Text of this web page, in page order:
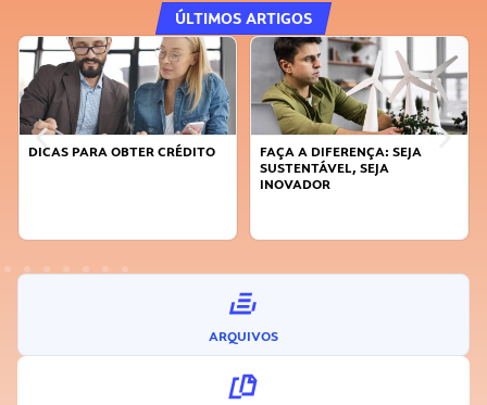
ÚLTIMOS ARTIGOS
DICAS PARA OBTER CRÉDITO
FAÇA A DIFERENÇA: SEJA
SUSTENTÁVEL, SEJA
INOVADOR
ARQUIVOS